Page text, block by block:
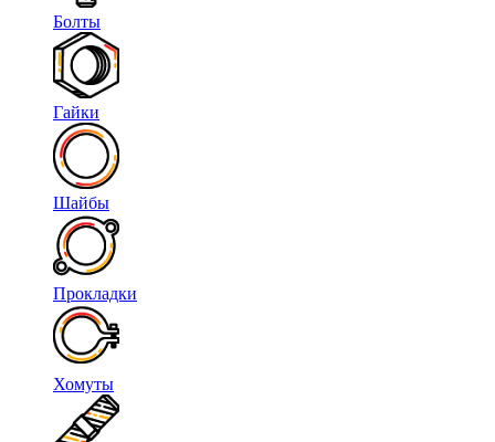
Болты
Гайки
Шайбы
Прокладки
Хомуты